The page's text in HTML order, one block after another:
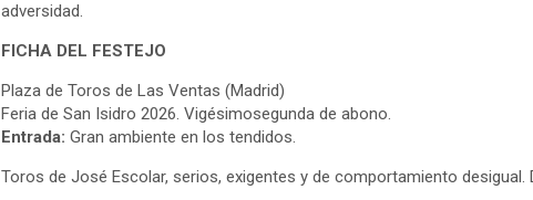
adversidad.
FICHA DEL FESTEJO
Plaza de Toros de Las Ventas (Madrid)
Feria de San Isidro 2026. Vigésimosegunda de abono.
Entrada: Gran ambiente en los tendidos.
Toros de José Escolar, serios, exigentes y de comportamiento